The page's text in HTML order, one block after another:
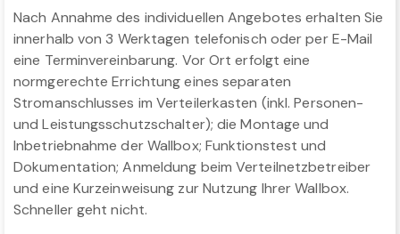
Nach Annahme des individuellen Angebotes erhalten Sie
innerhalb von 3 Werktagen telefonisch oder per E-Mail
eine Terminvereinbarung. Vor Ort erfolgt eine
normgerechte Errichtung eines separaten
Stromanschlusses im Verteilerkasten (inkl. Personen-
und Leistungsschutzschalter); die Montage und
Inbetriebnahme der Wallbox; Funktionstest und
Dokumentation; Anmeldung beim Verteilnetzbetreiber
und eine Kurzeinweisung zur Nutzung Ihrer Wallbox.
Schneller geht nicht.